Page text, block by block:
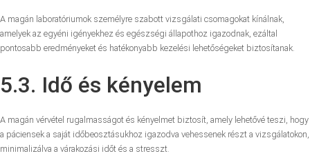
A magán laboratóriumok személyre szabott vizsgálati csomagokat kínálnak,
amelyek az egyéni igényekhez és egészségi állapothoz igazodnak, ezáltal
pontosabb eredményeket és hatékonyabb kezelési lehetőségeket biztosítanak.
5.3. Idő és kényelem
A magán vérvétel rugalmasságot és kényelmet biztosít, amely lehetővé teszi, hogy
a páciensek a saját időbeosztásukhoz igazodva vehessenek részt a vizsgálatokon,
minimalizálva a várakozási időt és a stresszt.